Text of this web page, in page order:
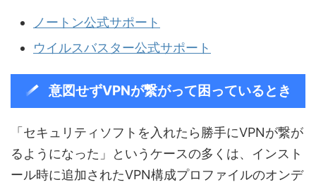
ノートン公式サポート
ウイルスバスター公式サポート
意図せずVPNが繋がって困っているとき
「セキュリティソフトを入れたら勝手にVPNが繋が
るようになった」というケースの多くは、インスト
ール時に追加されたVPN構成プロファイルのオンデ